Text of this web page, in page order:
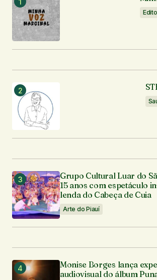
Enviar comentário
Grupo Cultural Luar do
15 anos com espetáculo
lenda do Cabeça de Cuia
Arte do Piauí
Monise Borges lança
audiovisual do álbum